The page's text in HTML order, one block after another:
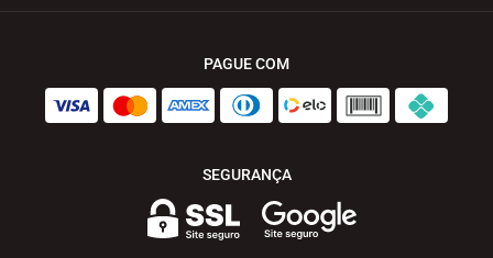
PAGUE COM
SEGURANÇA